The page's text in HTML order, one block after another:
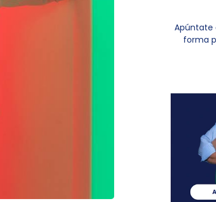
Apúntate
forma